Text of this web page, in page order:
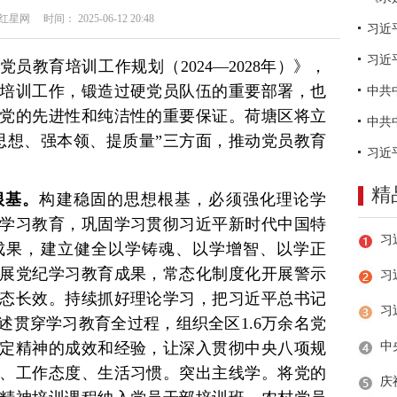
星网 时间： 2025-06-12 20:48
员教育培训工作规划（2024—2028年）》，
训工作，锻造过硬党员队伍的重要部署，也
的先进性和纯洁性的重要保证。荷塘区将立
、强本领、提质量”三方面，推动党员教育
基。构建稳固的思想根基，必须强化理论学
习教育，巩固学习贯彻习近平新时代中国特
，建立健全以学铸魂、以学增智、以学正
党纪学习教育成果，常态化制度化开展警示
长效。持续抓好理论学习，把习近平总书记
贯穿学习教育全过程，组织全区1.6万余名党
精神的成效和经验，让深入贯彻中央八项规
工作态度、生活习惯。突出主线学。将党的
习近
精
习